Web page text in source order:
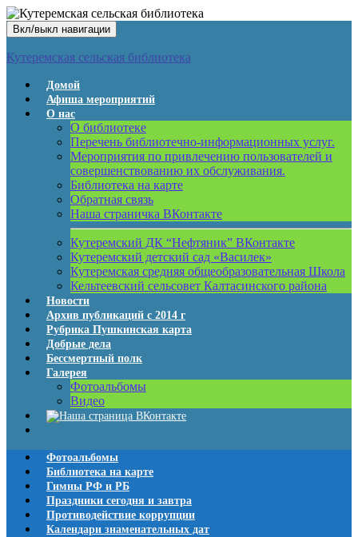
Вкл/выкл навигации
Кутеремская сельская библиотека
Домой
Афиша мероприятий
О нас
О библиотеке
Перечень библиотечно-информационных услуг.
Мероприятия по привлечению пользователей и
совершенствованию их обслуживания.
Библиотека на карте
Обратная связь
Наша страничка ВКонтакте
Кутеремский ДК “Нефтяник” ВКонтакте
Кутеремский детский сад «Василек»
Кутеремская средняя общеобразовательная Школа
Кельтеевский сельсовет Калтасинского района
Новости
Архив публикаций с 2014 г
Рубрика Пушкинская карта
Добрые дела
Бессмертный полк
Галерея
Фотоальбомы
Видео
Фотоальбомы
Библиотека на карте
Гимны РФ и РБ
Праздники сегодня и завтра
Противодействие коррупции
Календари знаменательных дат